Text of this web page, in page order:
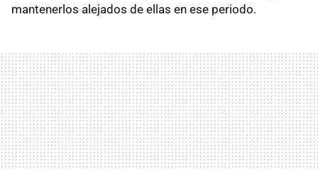
mantenerlos alejados de ellas en ese periodo.